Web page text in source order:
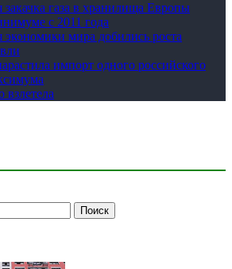
газа в хранилища Европы
с 2011 года
экономики мира добились роста
импорт одного российского
взлетела